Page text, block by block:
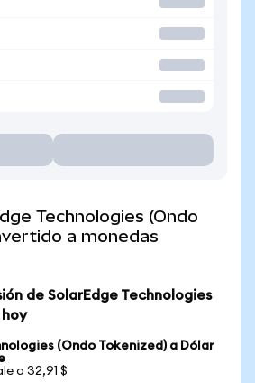
Technologies (Ondo
a monedas
de SolarEdge Technologies
hoy
(Ondo Tokenized) a Dólar
a 32,91 $